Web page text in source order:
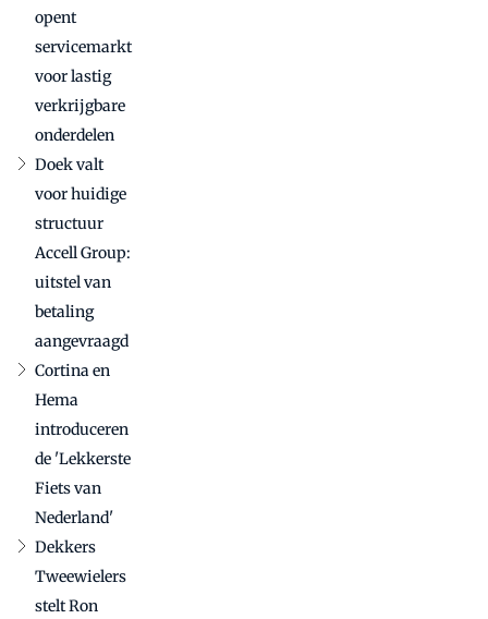
opent
servicemarkt
voor lastig
verkrijgbare
onderdelen
Doek valt
voor huidige
structuur
Accell Group:
uitstel van
betaling
aangevraagd
Cortina en
Hema
introduceren
de 'Lekkerste
Fiets van
Nederland'
Dekkers
Tweewielers
stelt Ron